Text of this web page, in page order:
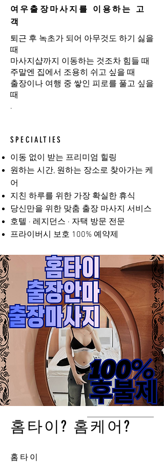
여우출장마사지를 이용하는 고
객
퇴근 후 녹초가 되어 아무것도 하기 싫을
때
마사지샵까지 이동하는 것조차 힘들 때
주말엔 집에서 조용히 쉬고 싶을 때
출장이나 여행 중 쌓인 피로를 풀고 싶을
때
.
SPECIALTIES
이동 없이 받는 프리미엄 힐링
원하는 시간, 원하는 장소로 찾아가는 케
어
지친 하루를 위한 가장 확실한 휴식
당신만을 위한 맞춤 출장 마사지 서비스
호텔 · 레지던스 · 자택 방문 전문
프라이버시 보호 100% 예약제
홈타이? 홈케어?
홈타이